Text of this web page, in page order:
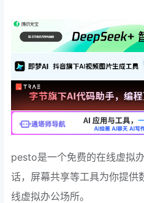
pesto是一个免费的在线虚拟
话，屏幕共享等工具为你提供
线虚拟办公场所。